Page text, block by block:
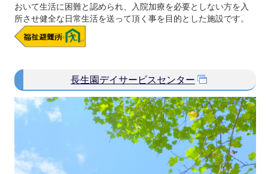
おいて生活に困難と認められ、入院加療を必要としない方を入
所させ健全な日常生活を送って頂く事を目的とした施設です。
長生園デイサービスセンター